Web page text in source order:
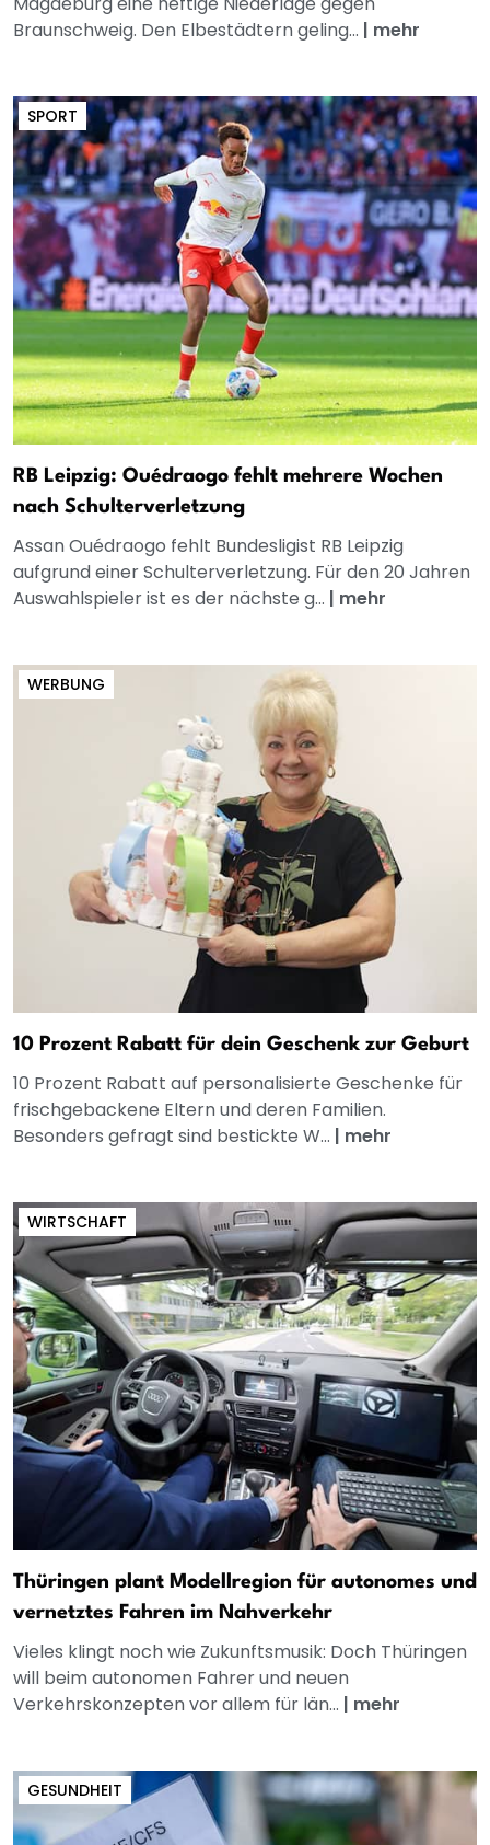
Braunschweig. Den Elbestädtern geling... | mehr
SPORT
RB Leipzig: Ouédraogo fehlt mehrere Wochen
nach Schulterverletzung
Assan Ouédraogo fehlt Bundesligist RB Leipzig
aufgrund einer Schulterverletzung. Für den 20 Jahren
Auswahlspieler ist es der nächste g... | mehr
WERBUNG
10 Prozent Rabatt für dein Geschenk zur Geburt
10 Prozent Rabatt auf personalisierte Geschenke für
frischgebackene Eltern und deren Familien.
Besonders gefragt sind bestickte W... | mehr
WIRTSCHAFT
Thüringen plant Modellregion für autonomes und
vernetztes Fahren im Nahverkehr
Vieles klingt noch wie Zukunftsmusik: Doch Thüringen
will beim autonomen Fahrer und neuen
Verkehrskonzepten vor allem für län... | mehr
GESUNDHEIT